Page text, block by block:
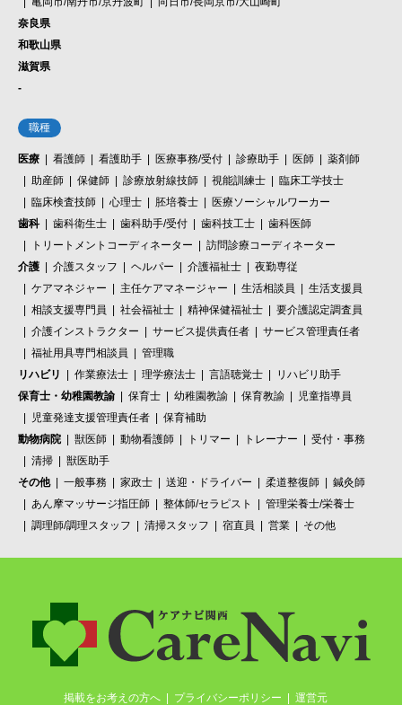
奈良県
和歌山県
滋賀県
-
職種
医療 看護師 看護助手 医療事務/受付 診療助手 医師
薬剤師
助産師
保健師 診療放射線技師 視能訓練士
臨床工学技士
臨床検査技師
心理士 胚培養士
医療ソーシャルワーカー
歯科
歯科衛生士 歯科助手/受付 歯科技工士
歯科医師
トリートメントコーディネーター
訪問診療コーディネーター
介護
介護スタッフ ヘルパー 介護福祉士
夜勤専従
ケアマネジャー
主任ケアマネージャー 生活相談員
生活支援員
相談支援専門員
社会福祉士 精神保健福祉士
要介護認定調査員
介護インストラクター
サービス提供責任者
サービス管理責任者
福祉用具専門相談員
管理職
リハビリ
作業療法士 理学療法士 言語聴覚士
リハビリ助手
保育士・幼稚園教諭
保育士 幼稚園教諭 保育教諭
児童指導員
児童発達支援管理責任者
保育補助
動物病院
獣医師 動物看護師 トリマー トレーナー
受付・事務
清掃
獣医助手
その他
一般事務 家政士 送迎・ドライバー 柔道整復師
鍼灸師
あん摩マッサージ指圧師
整体師/セラピスト
管理栄養士/栄養士
調理師/調理スタッフ
清掃スタッフ 宿直員 営業 その他
掲載をお考えの方へ プライバシーポリシー 運営元